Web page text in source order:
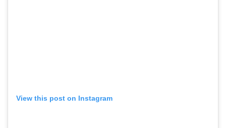
View this post on Instagram